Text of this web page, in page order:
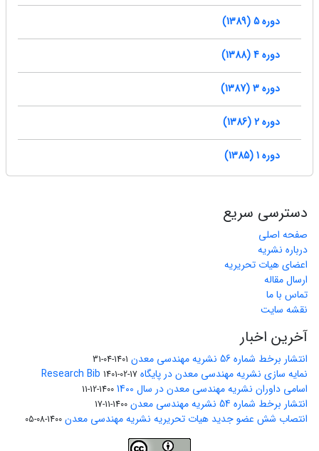
دوره 5 (1389)
دوره 4 (1388)
دوره 3 (1387)
دوره 2 (1386)
دوره 1 (1385)
دسترسی سریع
صفحه اصلی
درباره نشریه
اعضای هیات تحریریه
ارسال مقاله
تماس با ما
نقشه سایت
آخرین اخبار
انتشار برخط شماره 56 نشریه مهندسی معدن 1401-04-31
نمایه سازی نشریه مهندسی معدن در پایگاه Research Bib 1401-02-17
اسامی داوران نشریه مهندسی معدن در سال 1400 1400-12-11
انتشار برخط شماره 54 نشریه مهندسی معدن 1400-11-17
انتصاب شش عضو جدید هیات تحریریه نشریه مهندسی معدن 1400-08-05